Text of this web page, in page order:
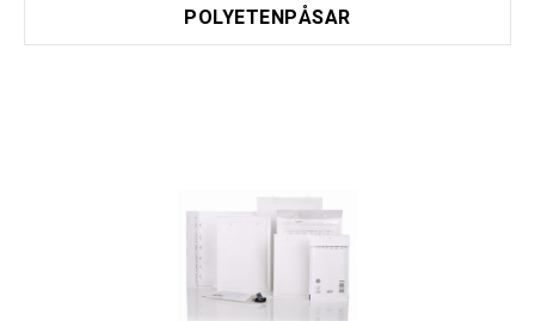
POLYETENPÅSAR